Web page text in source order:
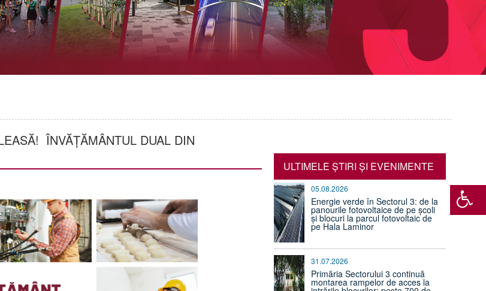
ÎNVĂȚĂMÂNTUL DUAL DIN
ULTIMELE ŞTIRI ŞI EVENIMENTE
05.08.2026
Energie verde în Sectorul 3: de la
panourile fotovoltaice de pe școli
și blocuri la parcul fotovoltaic de
pe Hala Laminor
31.07.2026
Primăria Sectorului 3 continuă
montarea rampelor de acces la